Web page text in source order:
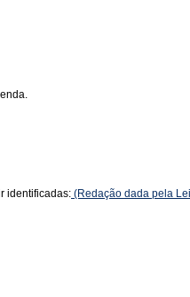
identificadas: (Redação dada pela